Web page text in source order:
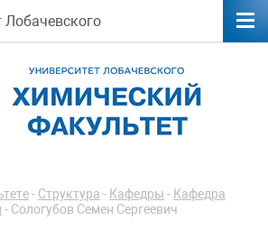
Лобачевского
- Структура - Кафедры - Кафедра
- Сологубов Семен Сергеевич